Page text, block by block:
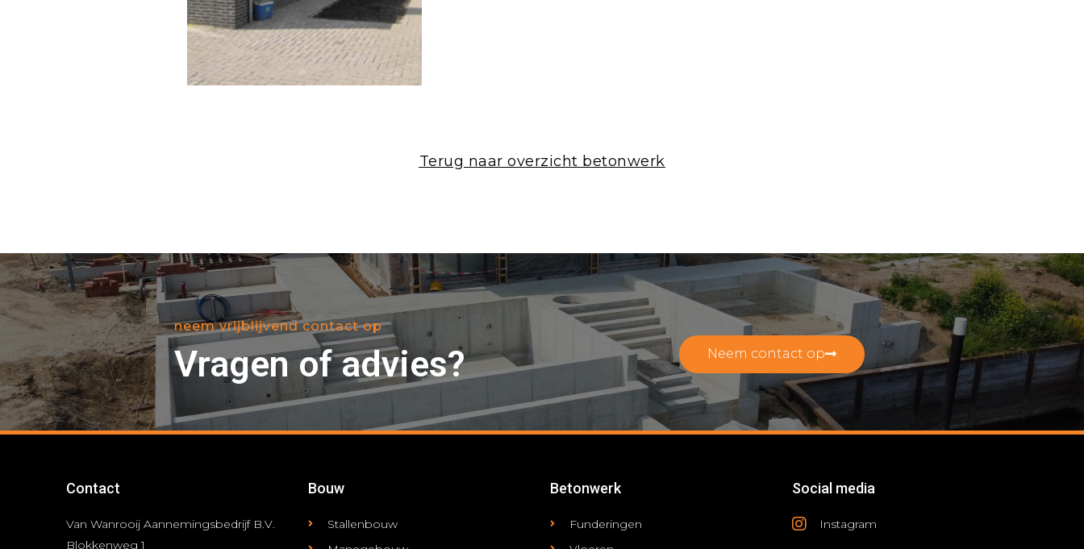
Terug naar overzicht betonwerk
neem vrijblijvend contact op
Vragen of advies? Neem contact op
Contact
Van Wanrooij Aannemingsbedrijf B.V.
Blokkenweg 1
Bouw
Stallenbouw
Betonwerk
Funderingen
Social media
Instagram